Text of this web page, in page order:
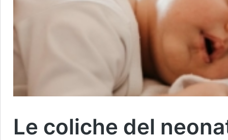
Le coliche del